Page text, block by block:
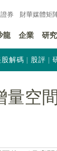
券 財華媒體矩
龍 企業 研究
股解碼 股評
量空